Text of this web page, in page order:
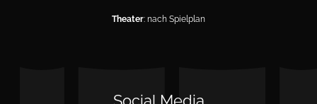
Theater: nach Spielplan
Social Media